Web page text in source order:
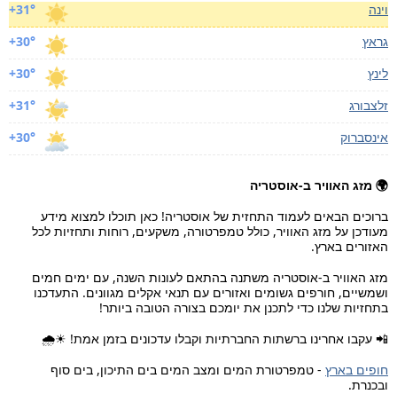
+31°
וינה
+30°
גראץ
+30°
לינץ
+31°
זלצבורג
+30°
אינסברוק
🌍 מזג האוויר ב-אוסטריה
ברוכים הבאים לעמוד התחזית של אוסטריה! כאן תוכלו למצוא מידע
מעודכן על מזג האוויר, כולל טמפרטורה, משקעים, רוחות ותחזיות לכל
האזורים בארץ.
מזג האוויר ב-אוסטריה משתנה בהתאם לעונות השנה, עם ימים חמים
ושמשיים, חורפים גשומים ואזורים עם תנאי אקלים מגוונים. התעדכנו
בתחזיות שלנו כדי לתכנן את יומכם בצורה הטובה ביותר!
📲 עקבו אחרינו ברשתות החברתיות וקבלו עדכונים בזמן אמת! ☀🌧
חופים בארץ - טמפרטורת המים ומצב המים בים התיכון, בים סוף
ובכנרת.